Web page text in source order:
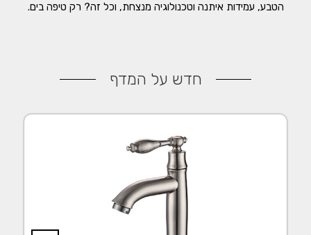
הטבע, עמידות איתנה וטכנולוגיה מנצחת, וכל זה? רק טיפה בים.
חדש על המדף